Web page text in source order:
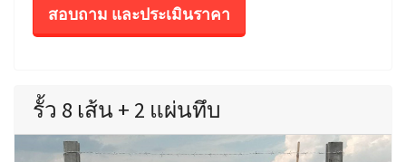
สอบถาม และประเมินราคา
รั้ว 8 เส้น + 2 แผ่นทึบ